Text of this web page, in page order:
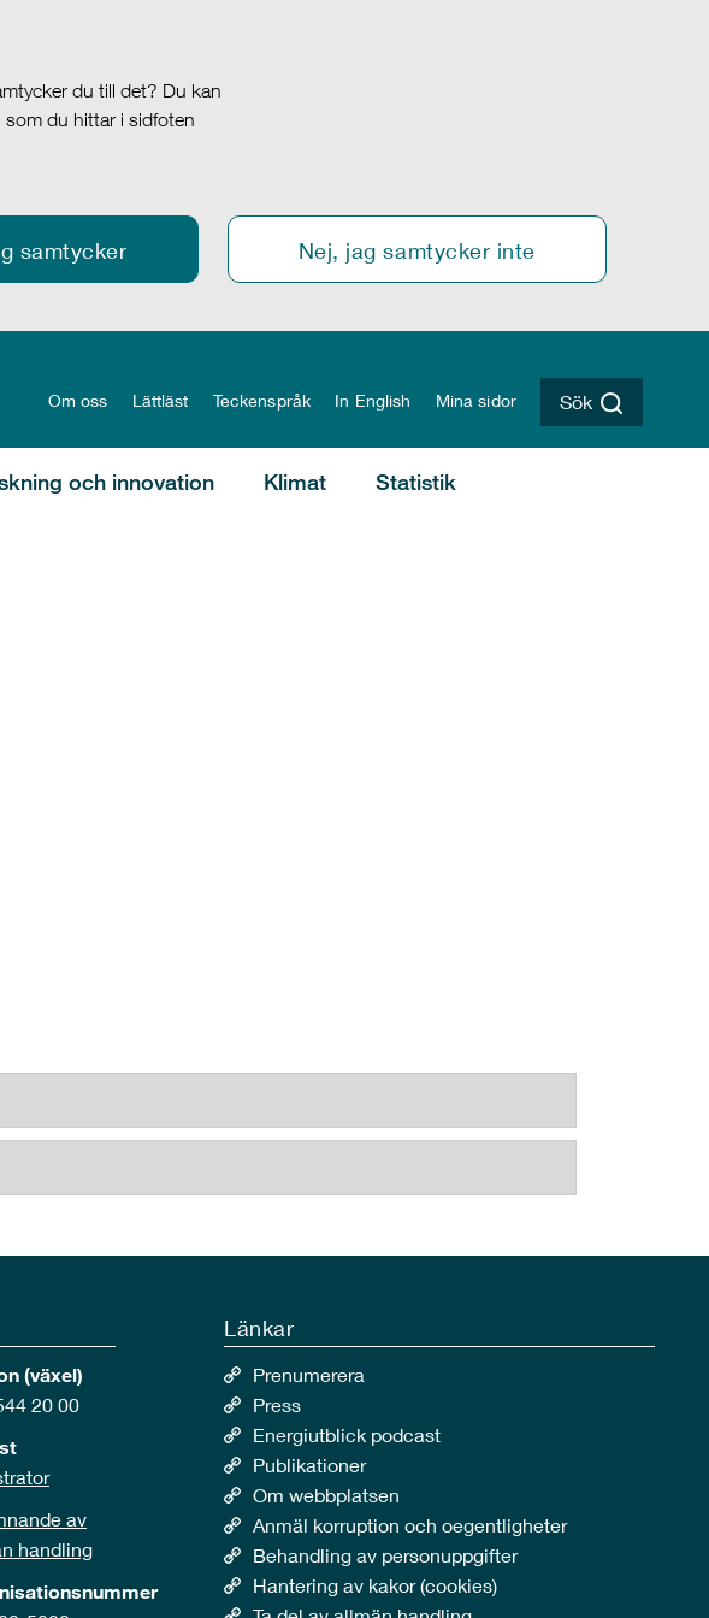
du till det? Du kan
som du hittar i sidfoten
samtycker Nej, jag samtycker inte
Om oss Lättläst Teckenspråk In English Mina sidor Sök
och innovation Klimat Statistik
(växel)
20 00
av
handling
Länkar
Prenumerera
Press
Energiutblick podcast
Publikationer
Om webbplatsen
Anmäl korruption och oegentligheter
Behandling av personuppgifter
Hantering av kakor (cookies)